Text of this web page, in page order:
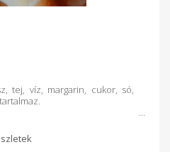
tej, víz, margarin, cukor, só,